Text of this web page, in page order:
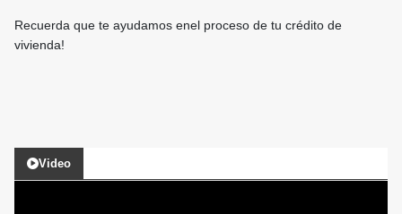
Recuerda que te ayudamos enel proceso de tu crédito de
vivienda!
Video